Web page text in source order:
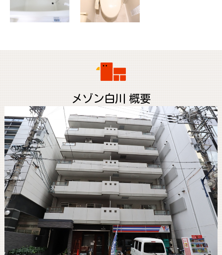
メゾン白川 概要